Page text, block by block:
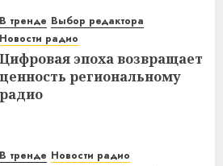
В тренде Выбор редактора
Новости радио
Цифровая эпоха возвращает
ценность региональному
радио
В тренде Новости радио